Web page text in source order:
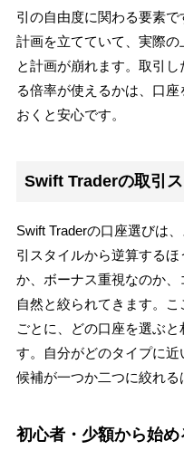
引の自由度に関わる要素
計画を立てていて、実際
と計画が崩れます。取引
る倍率が使えるかは、口
おくと安心です。
Swift Traderの取引
Swift Traderの口座選びは
引スタイルから逆算する
か、ボーナス重視なのか
自然と絞られてきます。
ごとに、どの口座を選ぶ
す。自分がどのタイプに近
候補が一つか二つに絞れる
初心者・少額から始め